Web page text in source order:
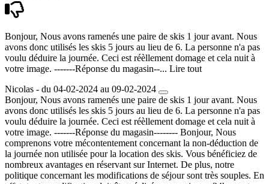
Bonjour, Nous avons ramenés une paire de skis 1 jour avant. Nous
avons donc utilisés les skis 5 jours au lieu de 6. La personne n'a pas
voulu déduire la journée. Ceci est réèllement domage et cela nuit à
votre image. -------Réponse du magasin--... Lire tout
Nicolas - du 04-02-2024 au 09-02-2024
Bonjour, Nous avons ramenés une paire de skis 1 jour avant. Nous
avons donc utilisés les skis 5 jours au lieu de 6. La personne n'a pas
voulu déduire la journée. Ceci est réèllement domage et cela nuit à
votre image. -------Réponse du magasin-------- Bonjour, Nous
comprenons votre mécontentement concernant la non-déduction de
la journée non utilisée pour la location des skis. Vous bénéficiez de
nombreux avantages en réservant sur Internet. De plus, notre
politique concernant les modifications de séjour sont très souples. En